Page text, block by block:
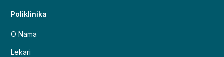
Poliklinika
O Nama
Lekari